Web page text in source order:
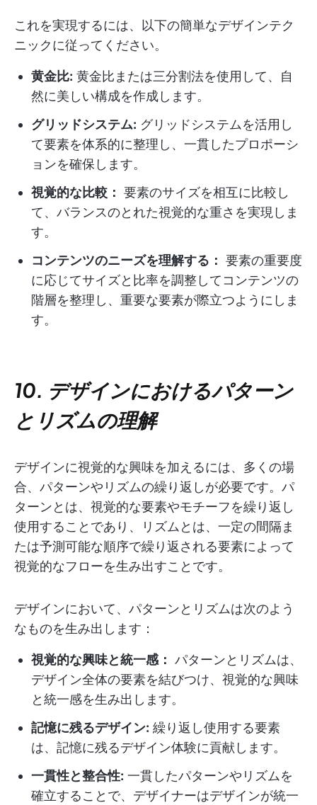
これを実現するには、以下の簡単なデザインテク
ニックに従ってください。
黄金比: 黄金比または三分割法を使用して、自
然に美しい構成を作成します。
グリッドシステム: グリッドシステムを活用し
て要素を体系的に整理し、一貫したプロポーシ
ョンを確保します。
視覚的な比較： 要素のサイズを相互に比較し
て、バランスのとれた視覚的な重さを実現しま
す。
コンテンツのニーズを理解する： 要素の重要度
に応じてサイズと比率を調整してコンテンツの
階層を整理し、重要な要素が際立つようにしま
す。
10. デザインにおけるパターン
とリズムの理解
デザインに視覚的な興味を加えるには、多くの場
合、パターンやリズムの繰り返しが必要です。パ
ターンとは、視覚的な要素やモチーフを繰り返し
使用することであり、リズムとは、一定の間隔ま
たは予測可能な順序で繰り返される要素によって
視覚的なフローを生み出すことです。
デザインにおいて、パターンとリズムは次のよう
なものを生み出します：
視覚的な興味と統一感： パターンとリズムは、
デザイン全体の要素を結びつけ、視覚的な興味
と統一感を生み出します。
記憶に残るデザイン: 繰り返し使用する要素
は、記憶に残るデザイン体験に貢献します。
一貫性と整合性: 一貫したパターンやリズムを
確立することで、デザイナーはデザインが統一